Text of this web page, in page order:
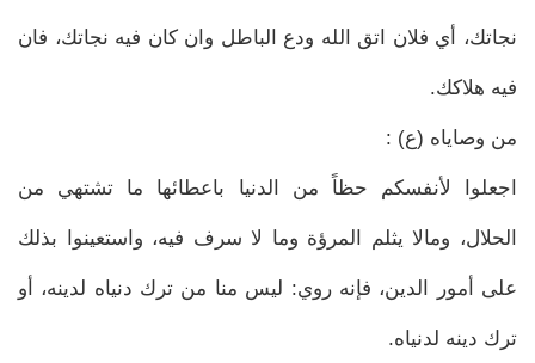
نجاتك، أي فلان اتق الله ودع الباطل وان كان فيه نجاتك، فان
فيه هلاكك.
من وصاياه (ع) :
اجعلوا لأنفسكم حظاً من الدنيا باعطائها ما تشتهي من
الحلال، ومالا يثلم المرؤة وما لا سرف فيه، واستعينوا بذلك
على أمور الدين، فإنه روي: ليس منا من ترك دنياه لدينه، أو
ترك دينه لدنياه.